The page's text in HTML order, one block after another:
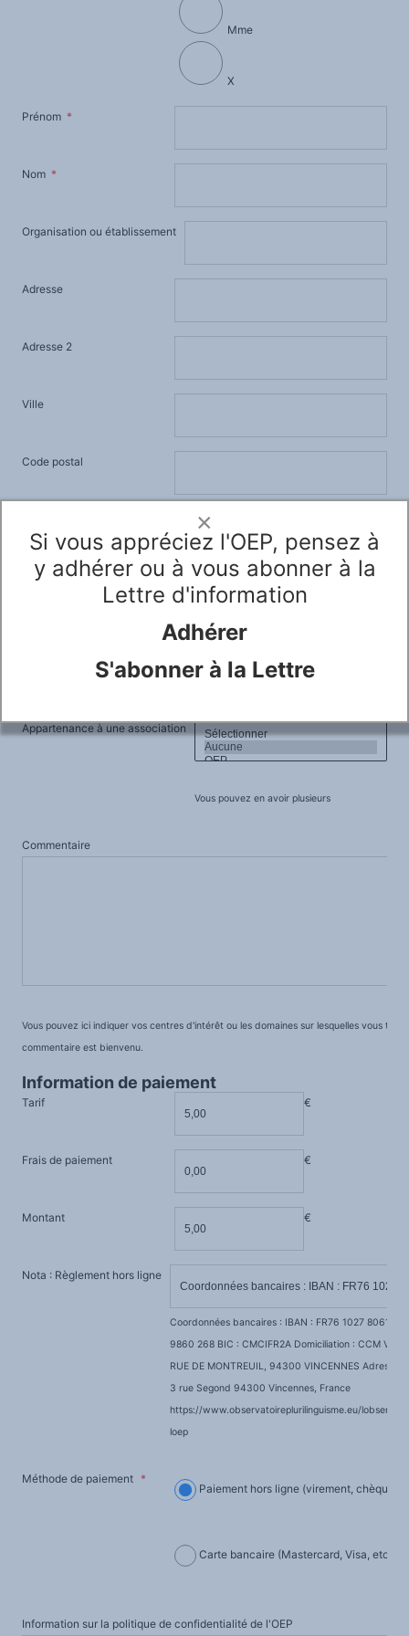
Mme
X
Prénom *
Nom *
Organisation ou établissement
Adresse
Adresse 2
Ville
Code postal
Appartenance à une association
Vous pouvez en avoir plusieurs
Commentaire
Vous pouvez ici indiquer vos centres d'intérêt ou les domaines sur lesquelles vous
commentaire est bienvenu.
Information de paiement
Tarif €
Frais de paiement €
Montant €
Nota : Règlement hors ligne
Coordonnées bancaires : IBAN : FR76 1027 8061
9860 268 BIC : CMCIFR2A Domiciliation : CCM
RUE DE MONTREUIL, 94300 VINCENNES Adresse
3 rue Segond 94300 Vincennes, France
https://www.observatoireplurilinguisme.eu/
loep
Méthode de paiement *
Paiement hors ligne (virement, chèque,
Carte bancaire (Mastercard, Visa, etc.)
Information sur la politique de confidentialité de l'OEP
×
Si vous appréciez l'OEP, pensez à
y adhérer ou à vous abonner à la
Lettre d'information
Adhérer
S'abonner à la Lettre